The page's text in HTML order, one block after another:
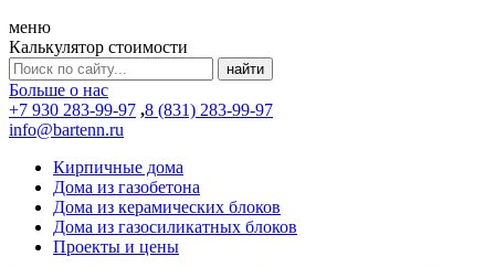
меню
Калькулятор стоимости
Больше о нас
+7 930 283-99-97 ,8 (831) 283-99-97
info@bartenn.ru
Кирпичные дома
Дома из газобетона
Дома из керамических блоков
Дома из газосиликатных блоков
Проекты и цены